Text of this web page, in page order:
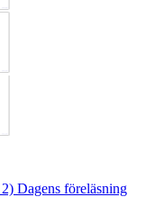
Dagens föreläsning